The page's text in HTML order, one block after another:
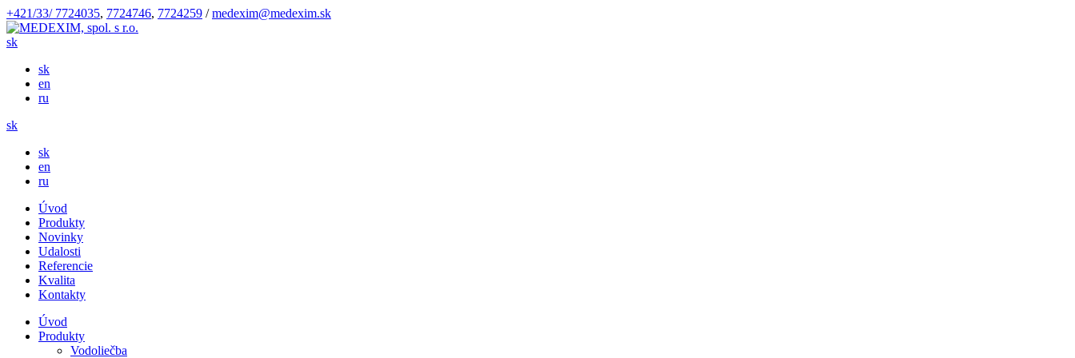
+421/33/ 7724035, 7724746, 7724259 /medexim@medexim.sk
sk
sk
en
ru
sk
sk
en
ru
Úvod
Produkty
Novinky
Udalosti
Referencie
Kvalita
Kontakty
Úvod
Produkty
Vodoliečba